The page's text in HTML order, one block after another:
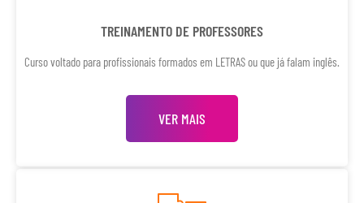
TREINAMENTO DE PROFESSORES
Curso voltado para profissionais formados em LETRAS ou que já falam inglês.
VER MAIS